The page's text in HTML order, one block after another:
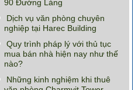
90 Đường Láng
Dịch vụ văn phòng chuyên
nghiệp tại Harec Building
Quy trình pháp lý với thủ tục
mua bán nhà hiện nay như thế
nào?
Những kinh nghiệm khi thuê